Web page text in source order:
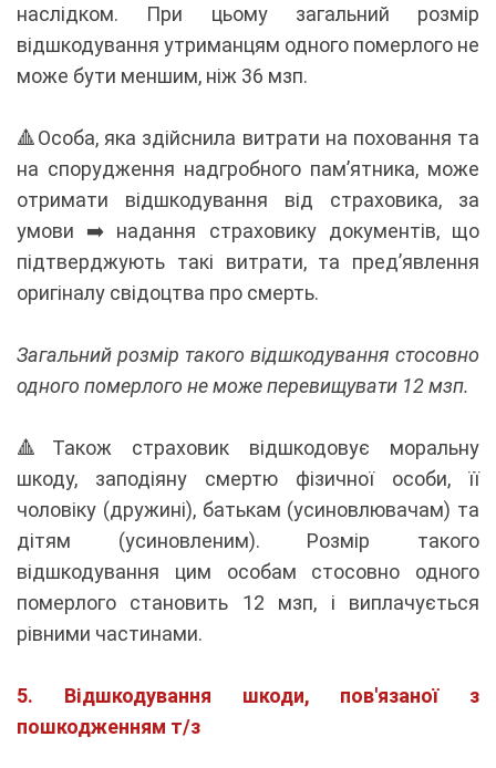
наслідком. При цьому загальний розмір
відшкодування утриманцям одного померлого не
може бути меншим, ніж 36 мзп.
🔺Особа, яка здійснила витрати на поховання та
на спорудження надгробного пам’ятника, може
отримати відшкодування від страховика, за
умови ➡️ надання страховику документів, що
підтверджують такі витрати, та пред’явлення
оригіналу свідоцтва про смерть.
Загальний розмір такого відшкодування стосовно
одного померлого не може перевищувати 12 мзп.
🔺Також страховик відшкодовує моральну
шкоду, заподіяну смертю фізичної особи, її
чоловіку (дружині), батькам (усиновлювачам) та
дітям (усиновленим). Розмір такого
відшкодування цим особам стосовно одного
померлого становить 12 мзп, і виплачується
рівними частинами.
5. Відшкодування шкоди, пов'язаної з
пошкодженням т/з